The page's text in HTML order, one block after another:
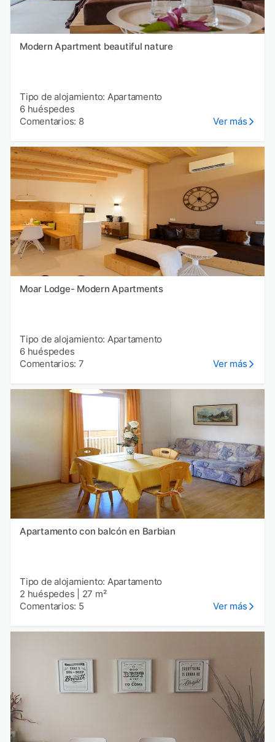
Modern Apartment beautiful nature
Tipo de alojamiento: Apartamento
6 huéspedes
Comentarios: 8
Ver más
Moar Lodge- Modern Apartments
Tipo de alojamiento: Apartamento
6 huéspedes
Comentarios: 7
Ver más
Apartamento con balcón en Barbian
Tipo de alojamiento: Apartamento
2 huéspedes
27 m²
Comentarios: 5
Ver más